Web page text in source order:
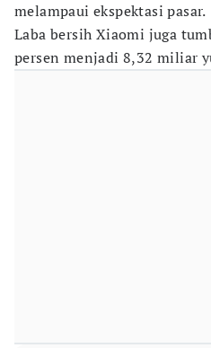
melampaui ekspektasi pasar.
Laba bersih Xiaomi juga
persen menjadi 8,32 miliar